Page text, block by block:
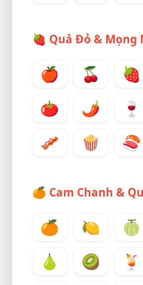
🍓 Quả Đỏ & Mọng
🍎 🍒 🍓
🍅
🌶️ 🍷
🥓
🍿 🍣
🍊 Cam Chanh &
🍊 🍋 🍈
🍐
🥝 🍹